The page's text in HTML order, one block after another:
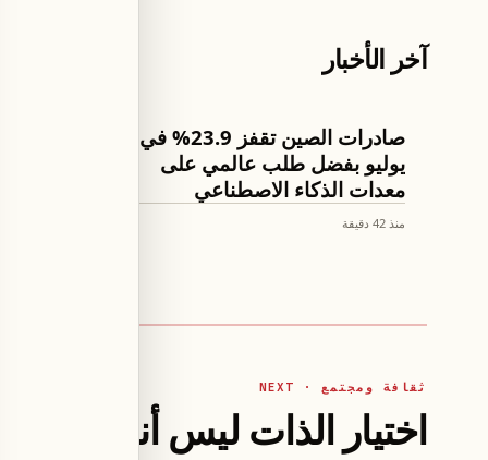
آخر الأخبار
اقتصاد
صادرات الصين تقفز 23.9% في
يوليو بفضل طلب عالمي على
معدات الذكاء الاصطناعي
منذ 42 دقيقة
ثقافة ومجتمع · NEXT
اختيار الذات ليس أنانيةً بل